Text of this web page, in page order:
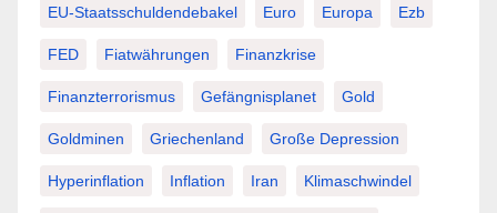
EU-Staatsschuldendebakel Euro Europa Ezb
FED Fiatwährungen Finanzkrise
Finanzterrorismus Gefängnisplanet Gold
Goldminen Griechenland Große Depression
Hyperinflation Inflation Iran Klimaschwindel